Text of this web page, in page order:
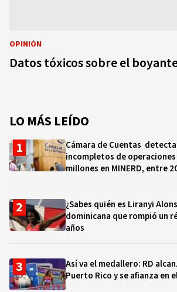
OPINIÓN
Datos tóxicos sobre el
LO MÁS LEÍDO
Cámara de Cuentas
incompletos de operaciones
millones en MINERD, entre
¿Sabes quién es Liranyi
dominicana que rompió un
años
Así va el medallero: RD
Puerto Rico y se afianza en